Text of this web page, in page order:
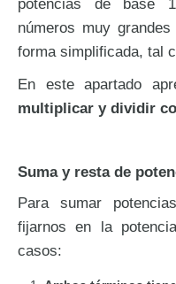
números muy
forma simplificada, tal
En este apartado
multiplicar y dividir
Suma y resta de
Para sumar
fijarnos en la
casos: